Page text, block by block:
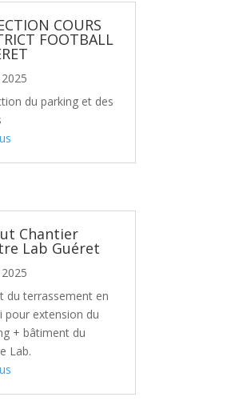
COURS
FOOTBALL
du parking et des
Chantier
Lab Guéret
du terrassement en
pour extension du
+ bâtiment du
Lab.